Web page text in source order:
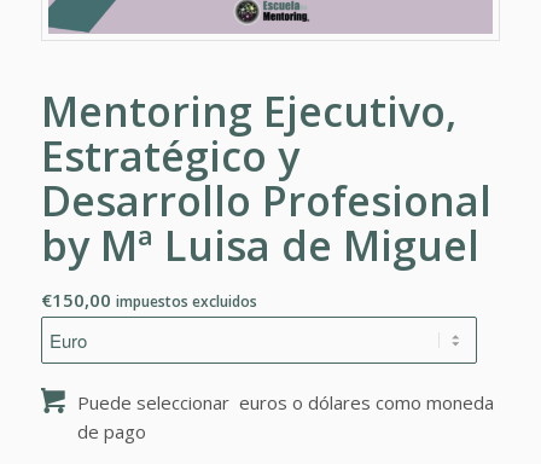
Mentoring Ejecutivo,
Estratégico y
Desarrollo Profesional
by Mª Luisa de Miguel
€150,00 impuestos excluidos
Puede seleccionar euros o dólares como moneda
de pago